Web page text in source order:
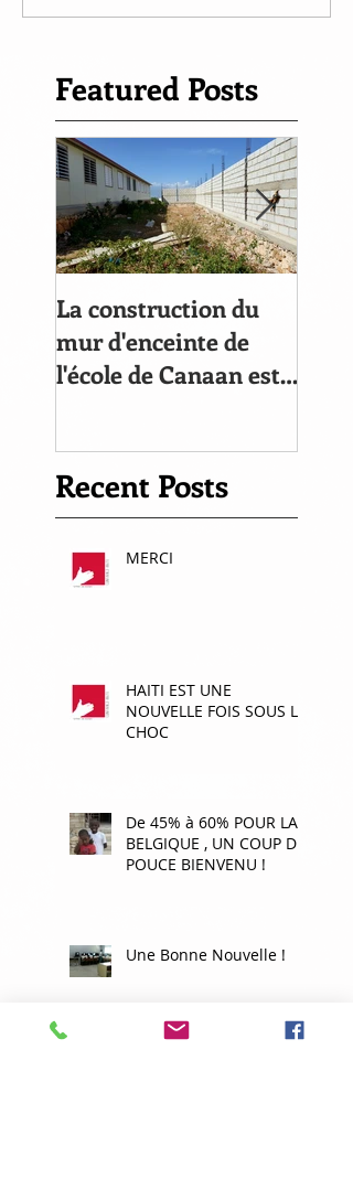
Featured Posts
La construction du
mur d'enceinte de
l'école de Canaan est
Recent Posts
MERCI
HAITI EST UNE
NOUVELLE FOIS SOUS LE
CHOC
De 45% à 60% POUR LA
BELGIQUE , UN COUP DE
POUCE BIENVENU !
Une Bonne Nouvelle !